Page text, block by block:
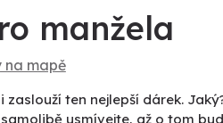
manžela
na mapě
zaslouží ten nejlepší dárek.
usmívejte, až o tom